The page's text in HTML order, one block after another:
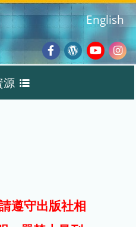
Facebook
Wordpress
English
源
刊遵守出版社相